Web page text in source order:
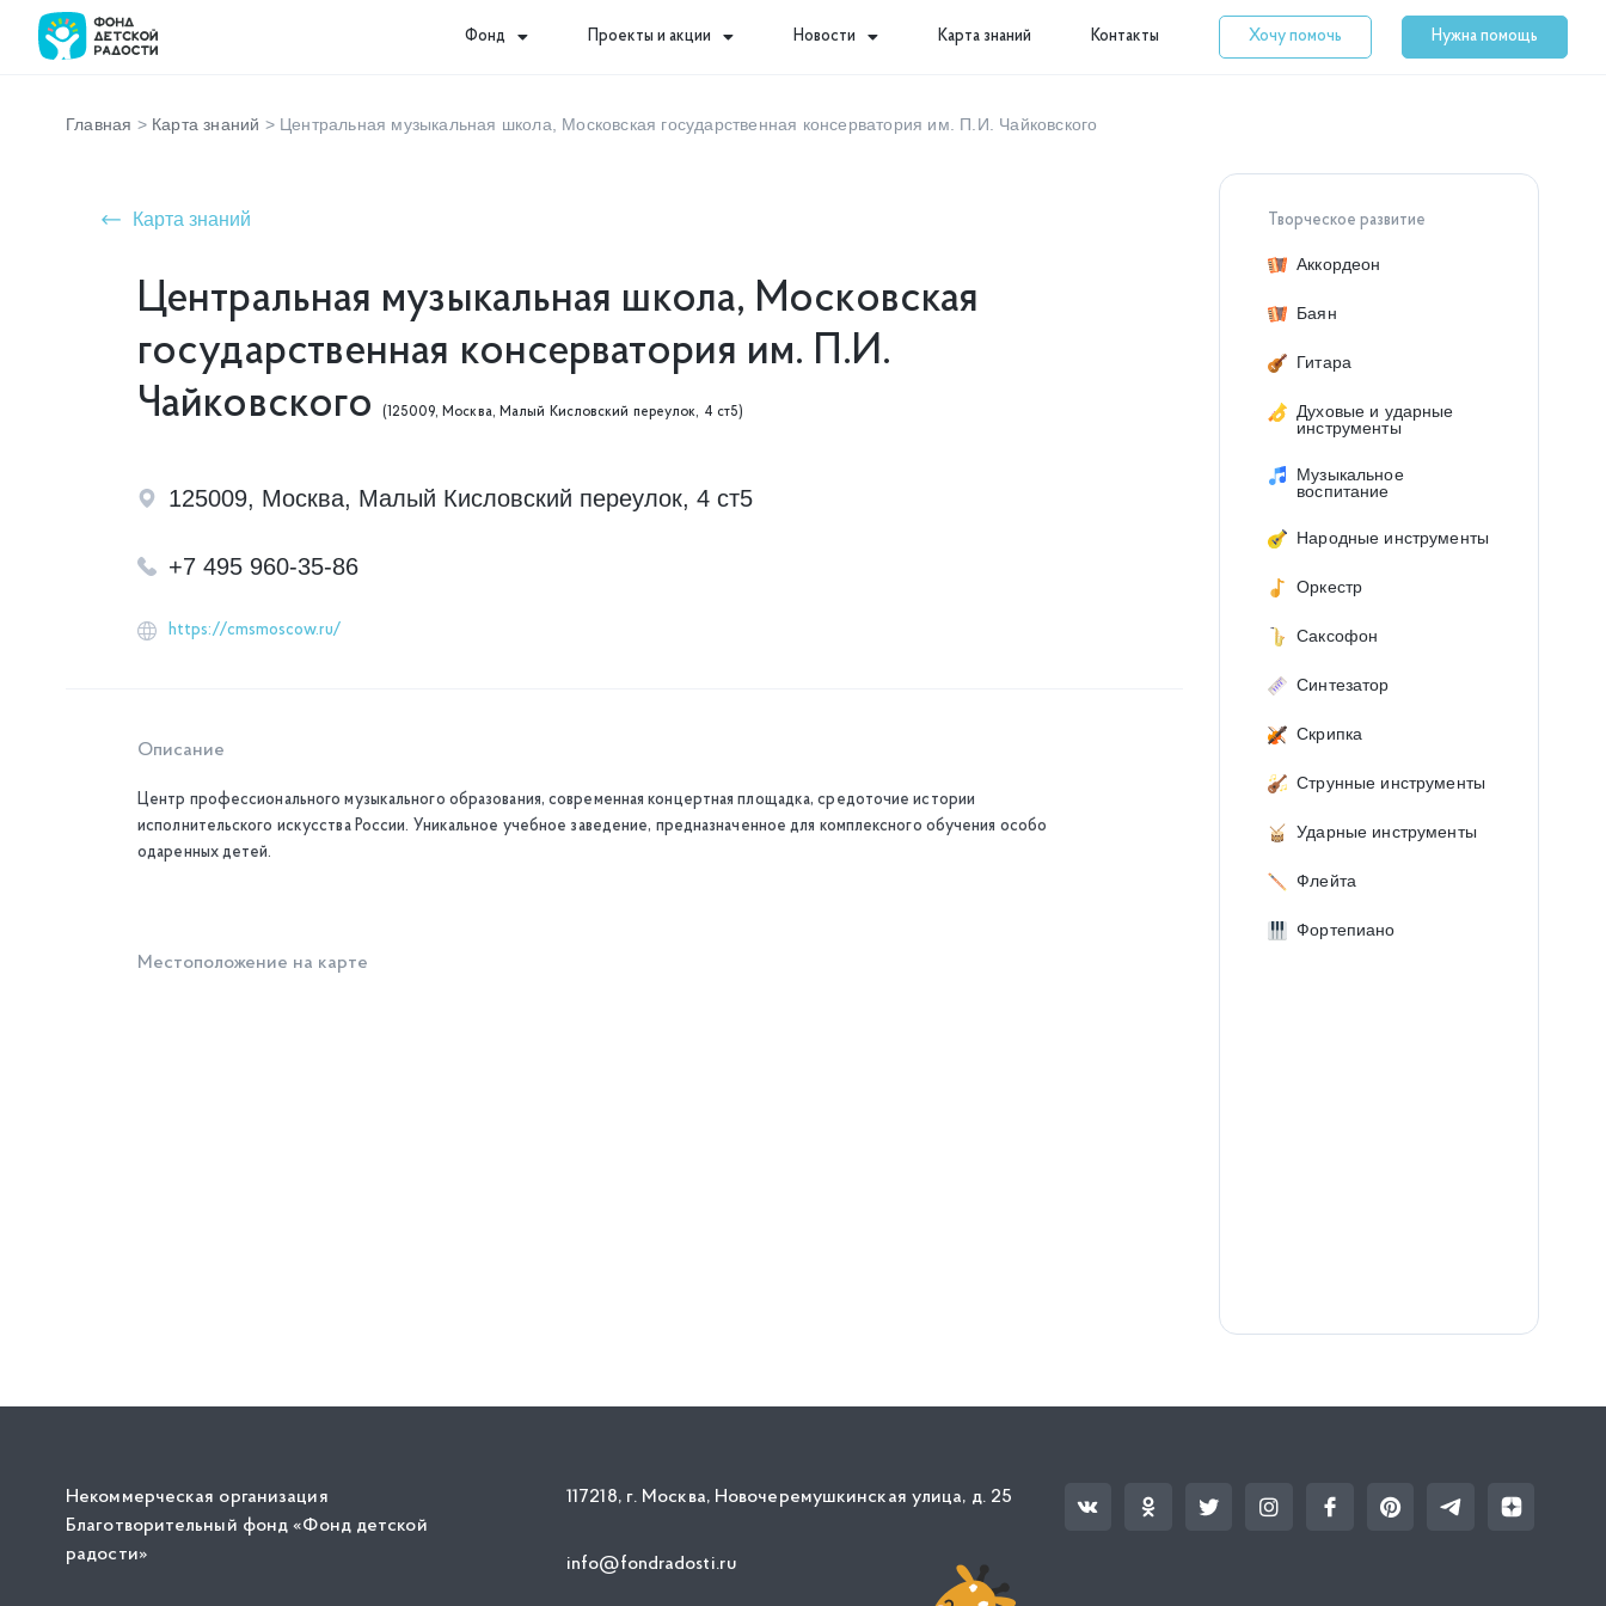
Фонд Проекты и акции Новости Карта знаний Контакты Хочу помочь Нужна помощь
Главная > Карта знаний > Центральная музыкальная школа, Московская государственная консерватория им. П.И. Чайковского
Карта знаний
Центральная музыкальная школа, Московская
государственная консерватория им. П.И.
Чайковского(125009, Москва, Малый Кисловский переулок, 4 ст5)
125009, Москва, Малый Кисловский переулок, 4 ст5
+7 495 960-35-86
https://cmsmoscow.ru/
Описание
Центр профессионального музыкального образования, современная концертная площадка, средоточие истории
исполнительского искусства России. Уникальное учебное заведение, предназначенное для комплексного обучения особо
одаренных детей.
Местоположение на карте
Творческое развитие
Аккордеон
Баян
Гитара
Духовые и ударные
инструменты
Музыкальное
воспитание
Народные инструменты
Оркестр
Саксофон
Синтезатор
Скрипка
Струнные инструменты
Ударные инструменты
Флейта
Фортепиано
Некоммерческая организация
Благотворительный фонд «Фонд детской
радости»
117218, г. Москва, Новочеремушкинская улица, д. 25
info@fondradosti.ru